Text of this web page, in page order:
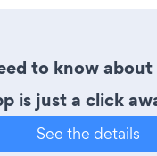
to know
is just a click
See the details